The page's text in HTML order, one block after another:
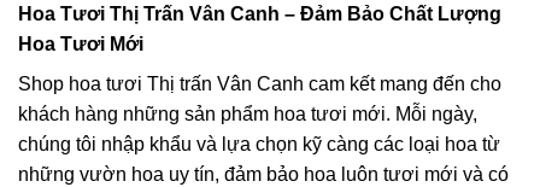
Hoa Tươi Thị Trấn Vân Canh – Đảm Bảo Chất Lượng
Hoa Tươi Mới
Shop hoa tươi Thị trấn Vân Canh cam kết mang đến cho
khách hàng những sản phẩm hoa tươi mới. Mỗi ngày,
chúng tôi nhập khẩu và lựa chọn kỹ càng các loại hoa từ
những vườn hoa uy tín, đảm bảo hoa luôn tươi mới và có